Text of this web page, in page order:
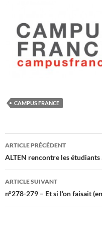
CAMPUS FRANCE
Navigation
des
articles
ARTICLE PRÉCÉDENT
ALTEN rencontre les
ARTICLE SUIVANT
n°278-279 – Et si l’on faisait